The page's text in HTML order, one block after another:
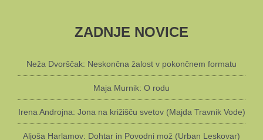
ZADNJE NOVICE
Neža Dvorščak: Neskončna žalost v pokončnem formatu
Maja Murnik: O rodu
Irena Androjna: Jona na križišču svetov (Majda Travnik Vode)
Aljoša Harlamov: Dohtar in Povodni mož (Urban Leskovar)